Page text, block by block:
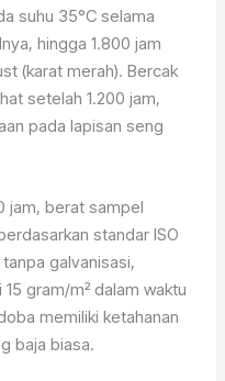
suhu 35°C selama
hingga 1.800 jam
(karat merah). Bercak
setelah 1.200 jam,
pada lapisan seng
jam, berat sampel
standar ISO
galvanisasi,
gram/m² dalam waktu
memiliki ketahanan
baja biasa.